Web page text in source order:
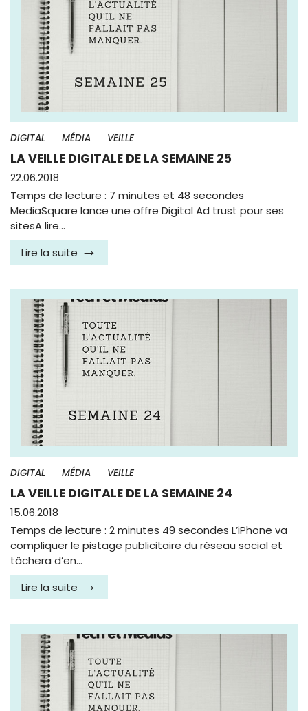
DIGITAL MÉDIA VEILLE
LA VEILLE DIGITALE DE LA SEMAINE 25
22.06.2018
Temps de lecture : 7 minutes et 48 secondes
MediaSquare lance une offre Digital Ad trust pour ses
sitesA lire…
Lire la suite
DIGITAL MÉDIA VEILLE
LA VEILLE DIGITALE DE LA SEMAINE 24
15.06.2018
Temps de lecture : 2 minutes 49 secondes L’iPhone va
compliquer le pistage publicitaire du réseau social et
tâchera d’en…
Lire la suite